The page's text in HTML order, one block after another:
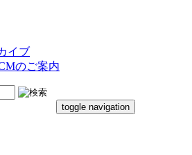
イブ
のご案内
toggle navigation